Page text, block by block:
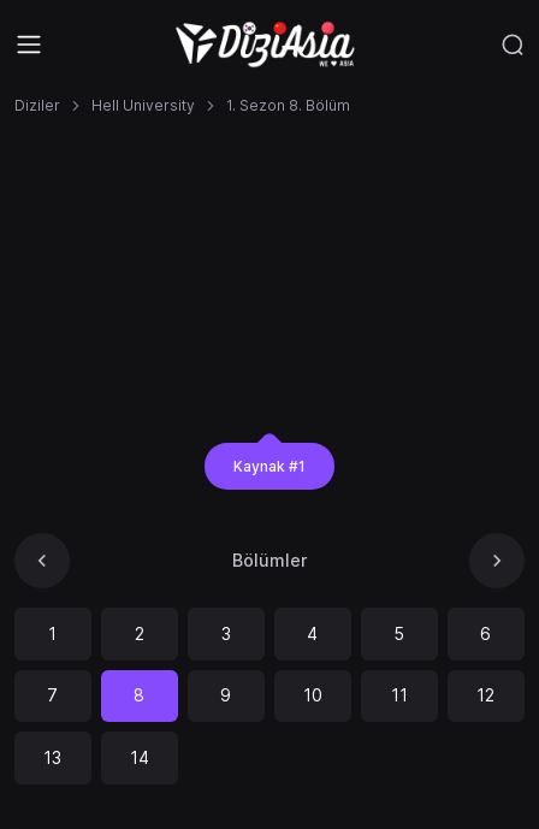
Diziler Hell University 1. Sezon 8. Bölüm
Kaynak #1
Bölümler
1 2 3 4 5 6
7 8 9 10 11 12
13 14